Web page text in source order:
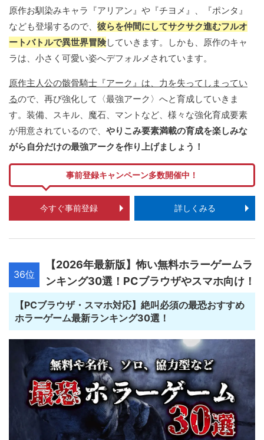
原作お馴染みキャラ『アリアン』や『チヨメ』、『ポンタ』
なども登場するので、 彼らを仲間にしてサクサク進むフルオ
ートバトルで異世界冒険していきます。しかも、原作のキャ
ラは、小さく可愛い姿へデフォルメされています。
原作主人公の骸骨騎士『アーク』は、力を失ってしまってい
るので、再び強化して〈最強アーク〉へと育成していきま
す。装備、スキル、魔石、マントなど、様々な強化育成要素
が用意されているので、 やりこみ要素満載の育成を楽しみな
がら自分だけの最強アークを作り上げましょう！
事前登録キャンペーン多数開催中！
今すぐ事前登録 詳しくみる
36位
【2026年最新版】怖い無料ホラーゲームラ
ンキング30選！PCブラウザやスマホ向け！
【PCブラウザ・スマホ対応】絶叫必須の最恐おすすめ
ホラーゲーム最新ランキング30選！